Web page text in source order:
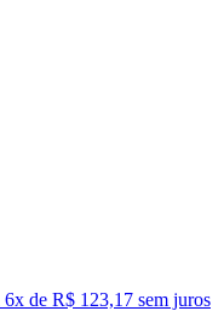
6x de R$ 123,17 sem juros